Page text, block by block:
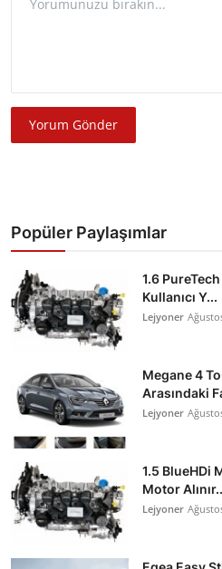
Yorum Gönder
Popüler Paylaşımlar
1.6
Kullanıcı Y...
Lejyoner
Megane 4
Arasındaki
Lejyoner
1.5 BlueHDi
Motor
Lejyoner